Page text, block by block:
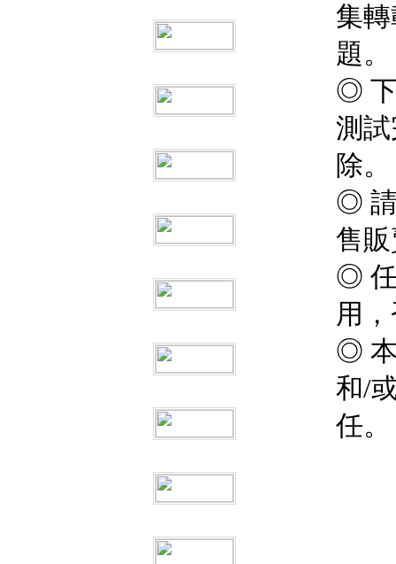
集
題。
◎ 下
測
除。
◎ 請
售
◎ 任
用
◎ 本
和/
任。